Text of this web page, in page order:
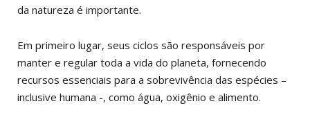
da natureza é importante.
Em primeiro lugar, seus ciclos são responsáveis por
manter e regular toda a vida do planeta, fornecendo
recursos essenciais para a sobrevivência das espécies –
inclusive humana -, como água, oxigênio e alimento.